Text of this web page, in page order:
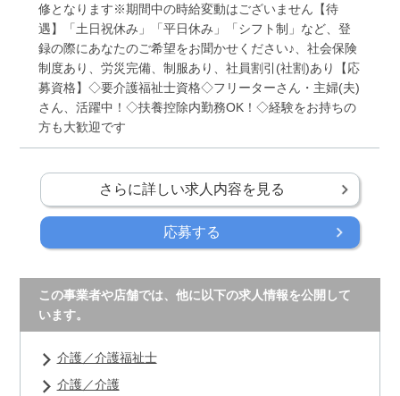
修となります※期間中の時給変動はございません【待
遇】「土日祝休み」「平日休み」「シフト制」など、登
録の際にあなたのご希望をお聞かせください♪、社会保険
制度あり、労災完備、制服あり、社員割引(社割)あり【応
募資格】◇要介護福祉士資格◇フリーターさん・主婦(夫)
さん、活躍中！◇扶養控除内勤務OK！◇経験をお持ちの
方も大歓迎です
さらに詳しい求人内容を見る
応募する
この事業者や店舗では、他に以下の求人情報を公開して
います。
介護／介護福祉士
介護／介護